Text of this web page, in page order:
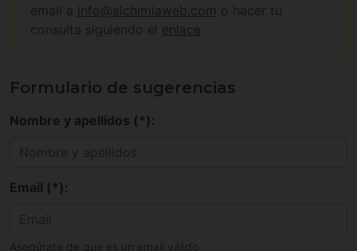
email a
info@alchimiaweb.com o hacer tu
consulta siguiendo el enlace
Formulario de sugerencias
Nombre y apellidos (*):
Email (*):
Asegúrate de que es un email válido